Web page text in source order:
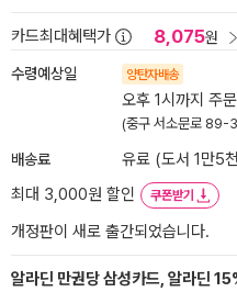
카드최대혜택가 8,075원
수령예상일 양탄자배송
오후 1시까지 주
(중구 서소문로 89-
배송료
유료 (도서 1만5
최대 3,000원 할인
쿠폰받기
개정판이 새로 출간되었습니다.
알라딘 만권당 삼성카드, 알라딘